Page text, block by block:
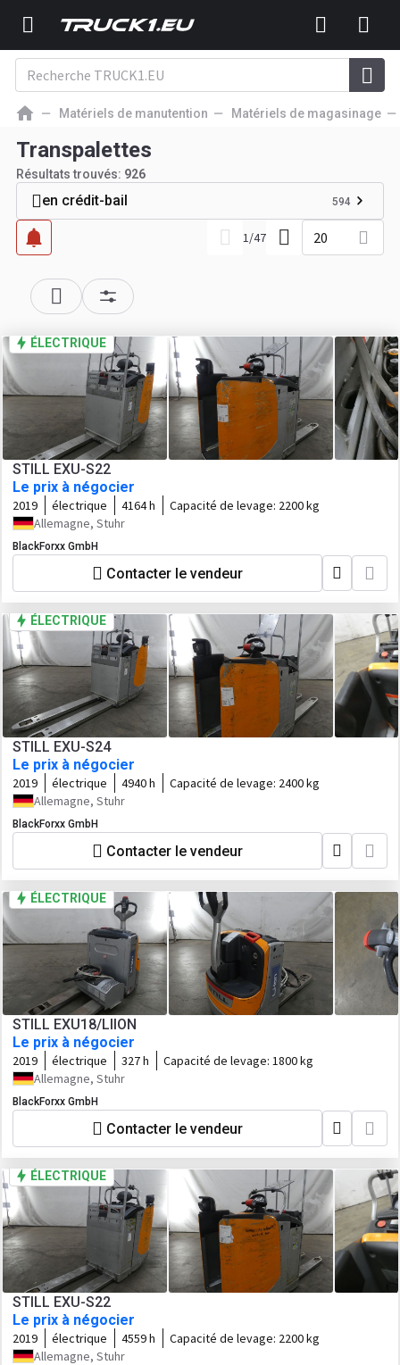
Matériels de manutention Matériels de magasinage
Transpalettes
Résultats trouvés: 926
en crédit-bail 594
1/47 20
ÉLECTRIQUE
STILL EXU-S22
Le prix à négocier
2019 électrique 4164 h Capacité de levage: 2200 kg
Allemagne, Stuhr
BlackForxx GmbH
Contacter le vendeur
ÉLECTRIQUE
STILL EXU-S24
Le prix à négocier
2019 électrique 4940 h Capacité de levage: 2400 kg
Allemagne, Stuhr
BlackForxx GmbH
Contacter le vendeur
ÉLECTRIQUE
STILL EXU18/LIION
Le prix à négocier
2019 électrique 327 h Capacité de levage: 1800 kg
Allemagne, Stuhr
BlackForxx GmbH
Contacter le vendeur
ÉLECTRIQUE
STILL EXU-S22
Le prix à négocier
2019 électrique 4559 h Capacité de levage: 2200 kg
Allemagne, Stuhr